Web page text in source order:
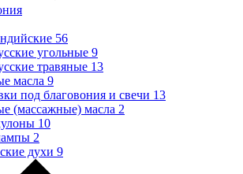
56
угольные 9
травяные 13
масла 9
под благовония и свечи 13
(массажные) масла 2
10
2
духи 9